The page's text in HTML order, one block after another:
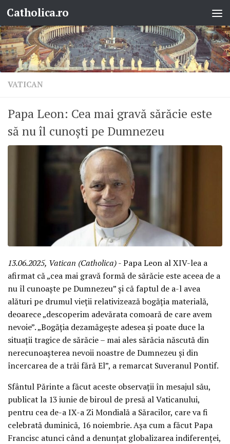
Skip to content
Catholica.ro
VATICAN
Papa Leon: Cea mai gravă sărăcie este
să nu îl cunoști pe Dumnezeu
13.06.2025, Vatican (Catholica)- Papa Leon al XIV-lea a
afirmat că „cea mai gravă formă de sărăcie este aceea de a
nu îl cunoaște pe Dumnezeu” și că faptul de a-l avea
alături pe drumul vieții relativizează bogăția materială,
deoarece „descoperim adevărata comoară de care avem
nevoie”. „Bogăția dezamăgește adesea și poate duce la
situații tragice de sărăcie – mai ales sărăcia născută din
nerecunoașterea nevoii noastre de Dumnezeu și din
încercarea de a trăi fără El”, a remarcat Suveranul Pontif.
Sfântul Părinte a făcut aceste observații în mesajul său,
publicat la 13 iunie de biroul de presă al Vaticanului,
pentru cea de-a IX-a Zi Mondială a Săracilor, care va fi
celebrată duminică, 16 noiembrie. Așa cum a făcut Papa
Francisc atunci când a denunțat globalizarea indiferenței,